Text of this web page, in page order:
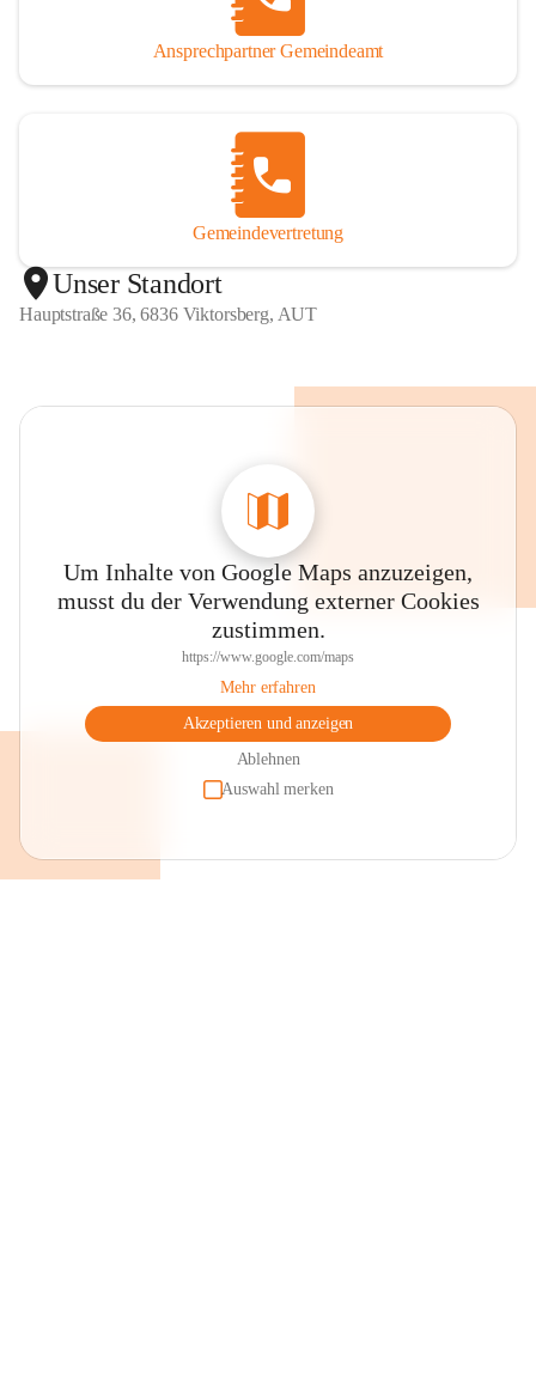
Ansprechpartner Gemeindeamt
Gemeindevertretung
Unser Standort
Hauptstraße 36, 6836 Viktorsberg, AUT
Um Inhalte von Google Maps anzuzeigen,
musst du der Verwendung externer Cookies
zustimmen.
https://www.google.com/maps
Mehr erfahren
Akzeptieren und anzeigen
Ablehnen
Auswahl merken